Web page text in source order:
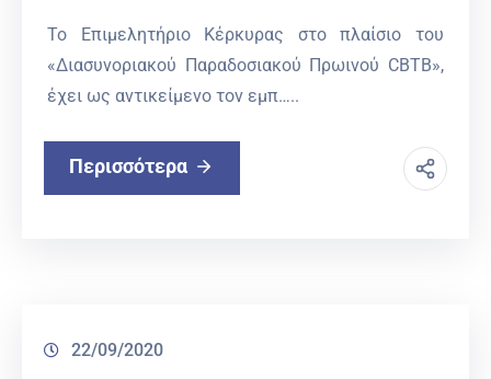
Το Επιμελητήριο Κέρκυρας στο πλαίσιο του
«Διασυνοριακού Παραδοσιακού Πρωινού CBTB»,
έχει ως αντικείμενο τον εμπ…..
Περισσότερα
22/09/2020